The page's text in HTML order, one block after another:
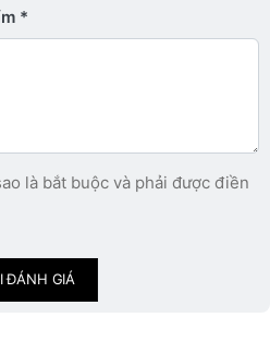
là bắt buộc và phải được điền
ĐÁNH GIÁ